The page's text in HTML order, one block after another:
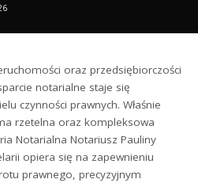
oraz przedsiębiorczości
notarialne staje się
czynności prawnych. Właśnie
rzetelna oraz kompleksowa
Notarialna Notariusz Pauliny
opiera się na zapewnieniu
prawnego, precyzyjnym